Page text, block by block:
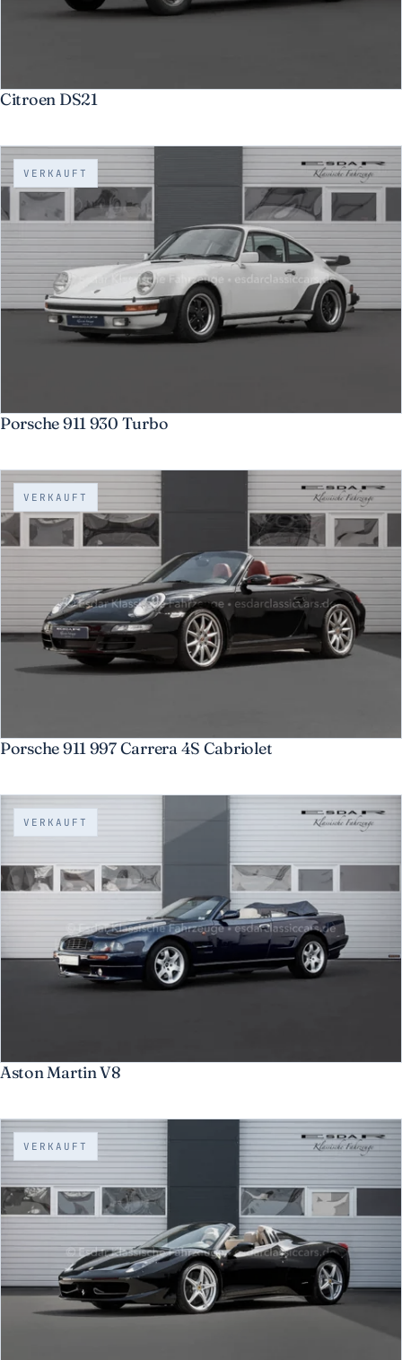
Citroen DS21
VERKAUFT
Porsche 911 930 Turbo
VERKAUFT
Porsche 911 997 Carrera 4S Cabriolet
VERKAUFT
Aston Martin V8
VERKAUFT